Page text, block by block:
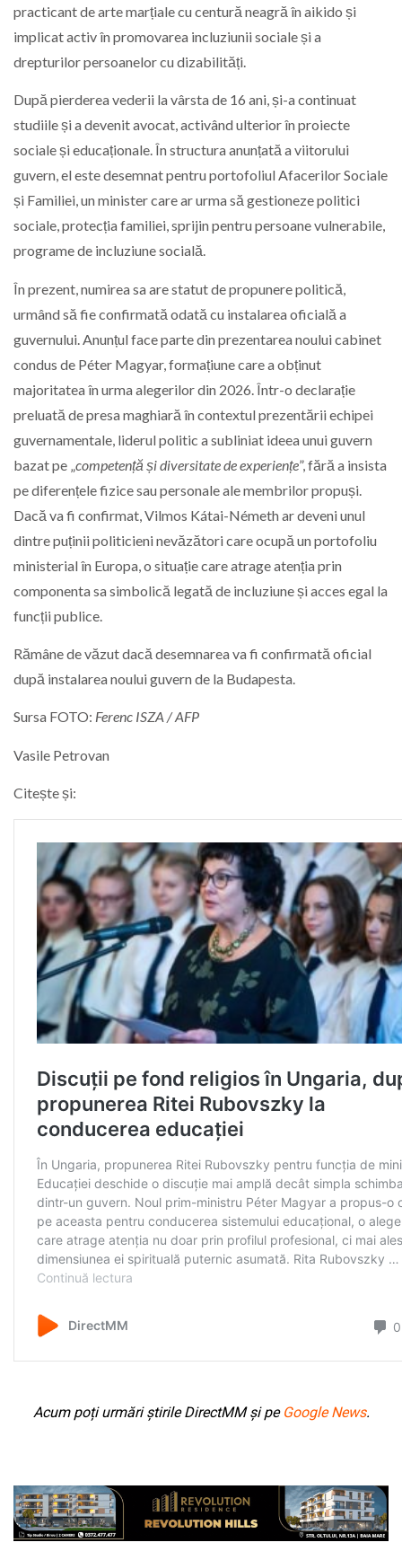
practicant de arte marțiale cu centură neagră în aikido și
implicat activ în promovarea incluziunii sociale și a
drepturilor persoanelor cu dizabilități.
După pierderea vederii la vârsta de 16 ani, și-a continuat
studiile și a devenit avocat, activând ulterior în proiecte
sociale și educaționale. În structura anunțată a viitorului
guvern, el este desemnat pentru portofoliul Afacerilor Sociale
și Familiei, un minister care ar urma să gestioneze politici
sociale, protecția familiei, sprijin pentru persoane vulnerabile,
programe de incluziune socială.
În prezent, numirea sa are statut de propunere politică,
urmând să fie confirmată odată cu instalarea oficială a
guvernului. Anunțul face parte din prezentarea noului cabinet
condus de Péter Magyar, formațiune care a obținut
majoritatea în urma alegerilor din 2026. Într-o declarație
preluată de presa maghiară în contextul prezentării echipei
guvernamentale, liderul politic a subliniat ideea unui guvern
bazat pe „ competență și diversitate de experiențe”, fără a insista
pe diferențele fizice sau personale ale membrilor propuși.
Dacă va fi confirmat, Vilmos Kátai-Németh ar deveni unul
dintre puținii politicieni nevăzători care ocupă un portofoliu
ministerial în Europa, o situație care atrage atenția prin
componenta sa simbolică legată de incluziune și acces egal la
funcții publice.
Rămâne de văzut dacă desemnarea va fi confirmată oficial
după instalarea noului guvern de la Budapesta.
Sursa FOTO: Ferenc ISZA / AFP
Vasile Petrovan
Citește și:
Acum poți urmări știrile DirectMM și pe Google News.